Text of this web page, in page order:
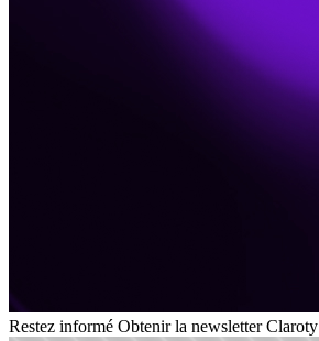
Restez informé Obtenir la newsletter Claroty